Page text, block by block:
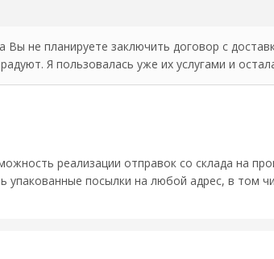
не планируете заключить договор с
Я пользовалась уже их услугами и
реализации отправок со склада на
упакованные посылки на любой адрес, в том